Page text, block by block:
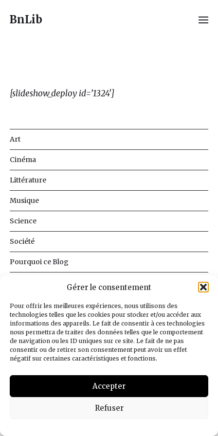
Gérer le consentement
Pour offrir les meilleures expériences, nous utilisons des
technologies telles que les cookies pour stocker et/ou accéder aux
informations des appareils. Le fait de consentir à ces technologies
nous permettra de traiter des données telles que le comportement
de navigation ou les ID uniques sur ce site. Le fait de ne pas
consentir ou de retirer son consentement peut avoir un effet
négatif sur certaines caractéristiques et fonctions.
Accepter
Refuser
BnLib
[slideshow_deploy id=’1324′]
Art
Cinéma
Littérature
Musique
Science
Société
Pourquoi ce Blog
Cookie Policy (EU)
© 2026BnLib DesignJean-Louis Maso